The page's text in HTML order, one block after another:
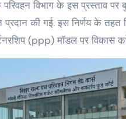
परिवहन विभाग के इस प्रस्ताव
की गई. इस निर्णय के तहत
(ppp) मॉडल पर विकास